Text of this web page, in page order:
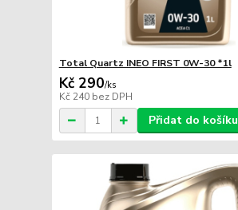
Total Quartz INEO FIRST 0W-30 *1l
Kč 290/ks
Kč 240 bez DPH
Přidat do košíku